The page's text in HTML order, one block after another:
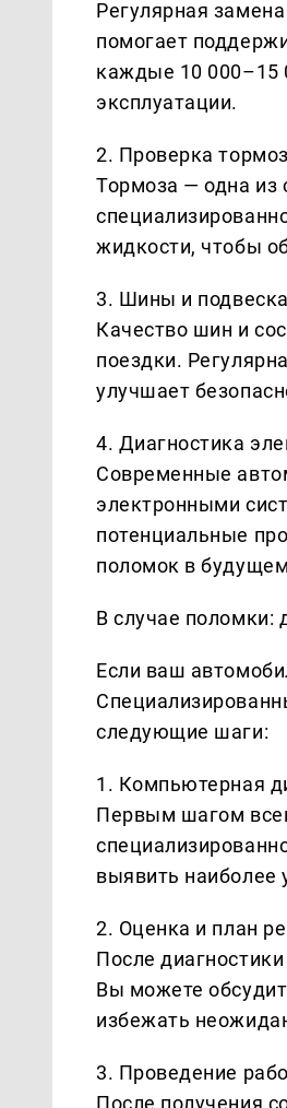
Регулярная
помогает
каждые 10 000–15
эксплуатации.
2. Проверка
Тормоза — одна из
жидкости, чтобы
3. Шины и подвеска
Качество шин и
поездки.
улучшает
4. Диагностика
Современные
электронными
потенциальные
поломок в
В случае поломки:
Если ваш
следующие шаги:
1. Компьютерная
Первым шагом
выявить наиболее
2. Оценка и план
После
Вы можете
избежать
3. Проведение
После получения